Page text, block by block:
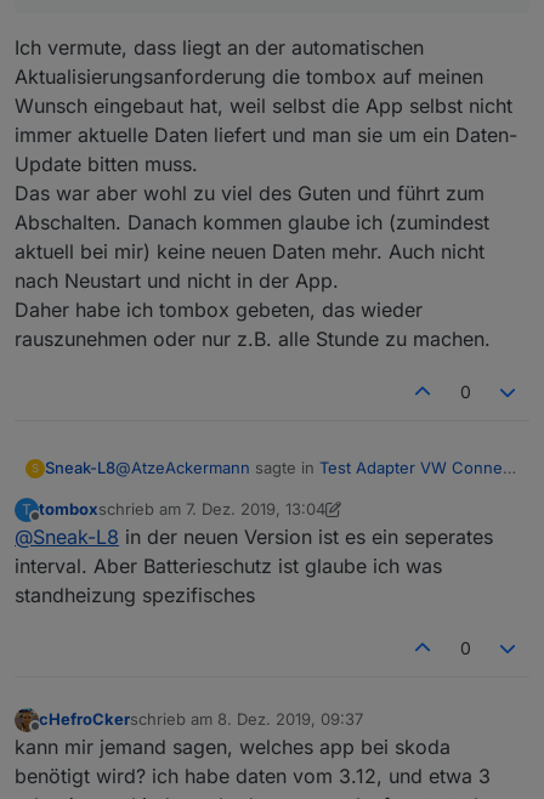
Ich vermute, dass liegt an der automatischen
Aktualisierungsanforderung die tombox auf meinen
Wunsch eingebaut hat, weil selbst die App selbst nicht
immer aktuelle Daten liefert und man sie um ein Daten-
Update bitten muss.
Das war aber wohl zu viel des Guten und führt zum
Abschalten. Danach kommen glaube ich (zumindest
aktuell bei mir) keine neuen Daten mehr. Auch nicht
nach Neustart und nicht in der App.
Daher habe ich tombox gebeten, das wieder
rauszunehmen oder nur z.B. alle Stunde zu machen.
0
S Sneak-L8@AtzeAckermann sagte in Test Adapter VW Connect
Batterieschutz aktiviert
Ich vermute, dass liegt an der automatischen
Wunsch eingebaut hat, weil selbst die App selbst
Das war aber wohl zu viel des Guten und führt zum
aktuell bei mir) keine neuen Daten mehr. Auch nicht
nach Neustart und nicht in der App.
T
Offline
tomboxschrieb am 7. Dez. 2019, 13:04
zuletzt editiert von tombox12. Juli 2019, 18:01
@Sneak-L8 in der neuen Version ist es ein seperates
interval. Aber Batterieschutz ist glaube ich was
standheizung spezifisches
0
Offline
cHefroCkerschrieb am 8. Dez. 2019, 09:37
zuletzt editiert von
kann mir jemand sagen, welches app bei skoda
benötigt wird? ich habe daten vom 3.12, und etwa 3